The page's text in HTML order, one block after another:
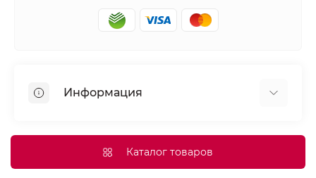
Информация
Доставка
Каталог товаров